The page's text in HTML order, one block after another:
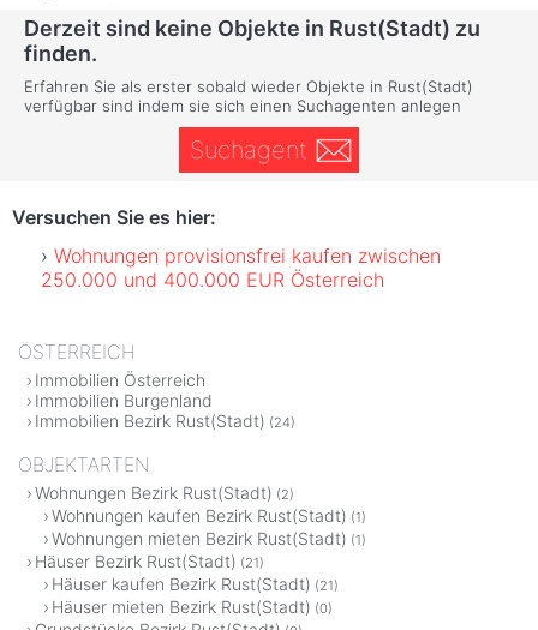
Derzeit sind keine Objekte in Rust(Stadt) zu
finden.
Erfahren Sie als erster sobald wieder Objekte in Rust(Stadt)
verfügbar sind indem sie sich einen Suchagenten anlegen
Suchagent
Versuchen Sie es hier:
Wohnungen provisionsfrei kaufen zwischen
250.000 und 400.000 EUR Österreich
ÖSTERREICH
Immobilien Österreich
Immobilien Burgenland
Immobilien Bezirk Rust(Stadt) (24)
OBJEKTARTEN
Wohnungen Bezirk Rust(Stadt) (2)
Wohnungen kaufen Bezirk Rust(Stadt) (1)
Wohnungen mieten Bezirk Rust(Stadt) (1)
Häuser Bezirk Rust(Stadt) (21)
Häuser kaufen Bezirk Rust(Stadt) (21)
Häuser mieten Bezirk Rust(Stadt) (0)